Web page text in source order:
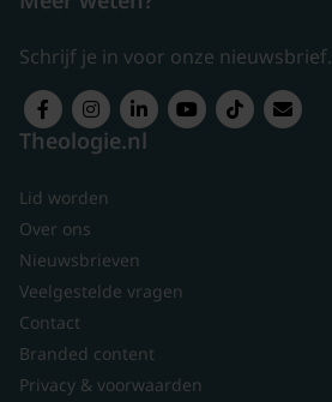
Schrijf je in voor onze nieuwsbrief.
Theologie.nl
Lid worden
Over ons
Nieuwsbrieven
Veelgestelde vragen
Contact
Branded content
Privacy & voorwaarden